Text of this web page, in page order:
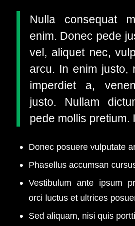
Nulla consequat
enim. Donec pede
vel, aliquet nec,
arcu. In enim justo,
imperdiet a,
justo. Nullam
pede mollis pretium.
Donec posuere vulputate
Phasellus accumsan
Vestibulum ante ipsum
orci luctus et ultrices
Sed aliquam, nisi quis